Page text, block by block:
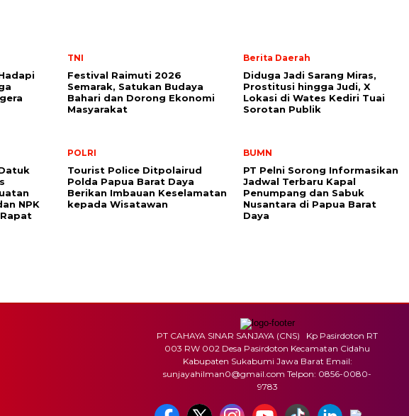
TNI
Festival Raimuti 2026
Semarak, Satukan Budaya
Bahari dan Dorong Ekonomi
Masyarakat
Berita Daerah
Diduga Jadi Sarang Miras,
Prostitusi hingga Judi, X
Lokasi di Wates Kediri Tuai
Sorotan Publik
NPK
POLRI
Tourist Police Ditpolairud
Polda Papua Barat Daya
Berikan Imbauan Keselamatan
kepada Wisatawan
BUMN
PT Pelni Sorong Informasikan
Jadwal Terbaru Kapal
Penumpang dan Sabuk
Nusantara di Papua Barat
Daya
PT CAHAYA SINAR SANJAYA (CNS) Kp Pasirdoton RT
003 RW 002 Desa Pasirdoton Kecamatan Cidahu
Kabupaten Sukabumi Jawa Barat Email:
sunjayahilman0@gmail.com Telpon: 0856-0080-
9783